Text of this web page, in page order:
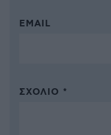
EMAIL
ΣΧΌΛΙΟ *